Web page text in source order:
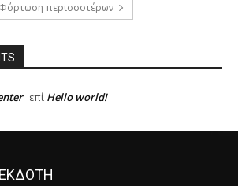
Φόρτωση περισσοτέρων
επί Hello world!